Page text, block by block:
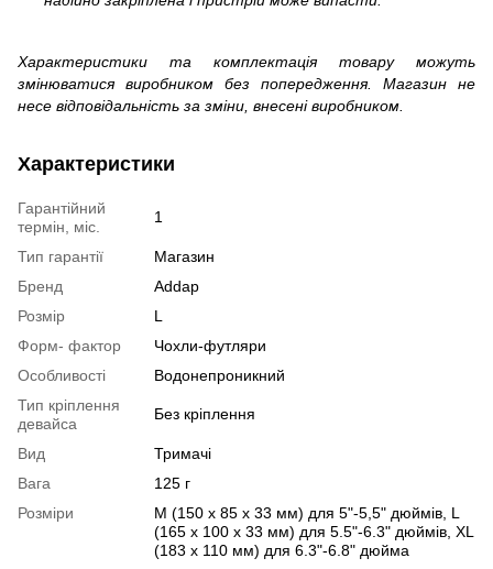
Характеристики та комплектація товару можуть
змінюватися виробником без попередження. Магазин не
несе відповідальність за зміни, внесені виробником.
Характеристики
Гарантійний
термін, міс.
1
Тип гарантії
Магазин
Бренд
Addap
Розмір
L
Форм- фактор
Чохли-футляри
Особливості
Водонепроникний
Тип кріплення
девайса
Без кріплення
Вид
Тримачі
Вага
125 г
Розміри
М (150 х 85 х 33 мм) для 5"-5,5" дюймів, L
(165 х 100 х 33 мм) для 5.5"-6.3" дюймів, XL
(183 х 110 мм) для 6.3"-6.8" дюйма